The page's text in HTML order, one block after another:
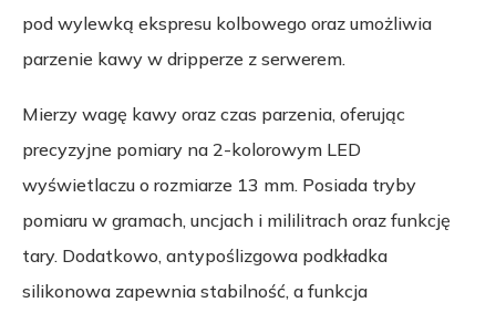
pod wylewką ekspresu kolbowego oraz umożliwia
parzenie kawy w dripperze z serwerem.
Mierzy wagę kawy oraz czas parzenia, oferując
precyzyjne pomiary na 2-kolorowym LED
wyświetlaczu o rozmiarze 13 mm. Posiada tryby
pomiaru w gramach, uncjach i mililitrach oraz funkcję
tary. Dodatkowo, antypoślizgowa podkładka
silikonowa zapewnia stabilność, a funkcja